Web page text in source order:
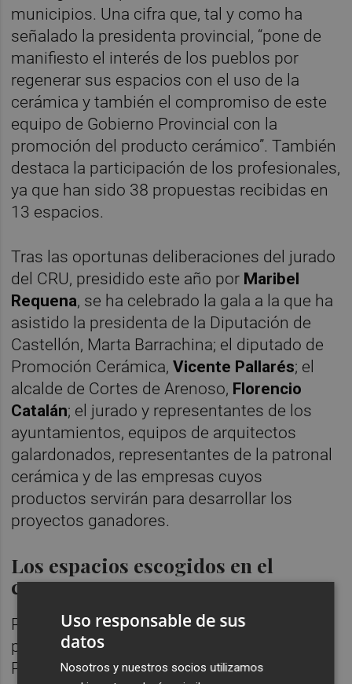
municipios. Una cifra que, tal y como ha
señalado la presidenta provincial, “pone de
manifiesto el interés de los pueblos por
regenerar sus espacios con el uso de la
cerámica y también el compromiso de este
equipo de Gobierno Provincial con la
promoción del producto cerámico”. También
destaca la participación de los profesionales,
ya que han sido 38 propuestas recibidas en
13 espacios.
Tras las oportunas deliberaciones del jurado
del CRU, presidido este año por Maribel
Requena, se ha celebrado la gala a la que ha
asistido la presidenta de la Diputación de
Castellón, Marta Barrachina; el diputado de
Promoción Cerámica,Vicente Pallarés; el
alcalde de Cortes de Arenoso, Florencio
Catalán; el jurado y representantes de los
ayuntamientos, equipos de arquitectos
galardonados, representantes de la patronal
cerámica y de las empresas cuyos
productos servirán para desarrollar los
proyectos ganadores.
Los espacios escogidos en el
concurso
Por lo que hace a las categorías para la
presente edición, son Premio CRU General,
Premio CRU 5M y Premio CRU Plaza,
Uso responsable de sus
datos
Nosotros y nuestros socios utilizamos